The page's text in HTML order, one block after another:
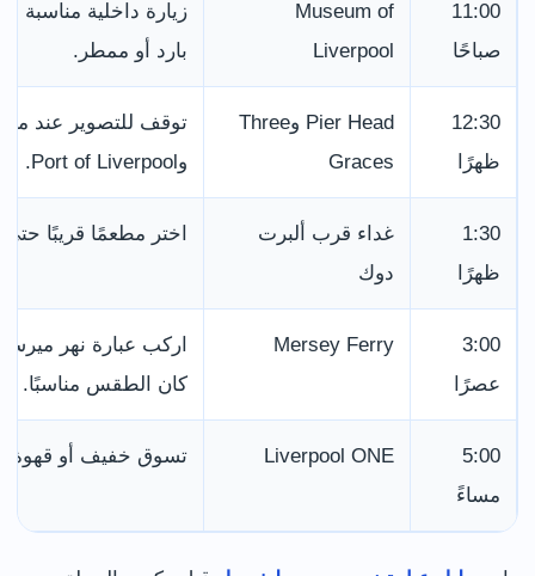
11:00
صباحًا
Museum of
Liverpool
زيارة داخلية مناسبة
بارد أو ممطر.
12:30
ظهرًا
Pier Head وThree
Graces
وPort of Liverpool.
1:30
ظهرًا
غداء قرب ألبرت
دوك
اختر مطعمًا قريبًا
3:00
عصرًا
Mersey Ferry
اركب عبارة نهر
كان الطقس مناسبًا.
5:00
مساءً
Liverpool ONE تسوق خفيف أو قهوة